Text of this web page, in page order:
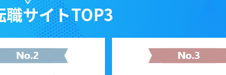
職サイトTOP3